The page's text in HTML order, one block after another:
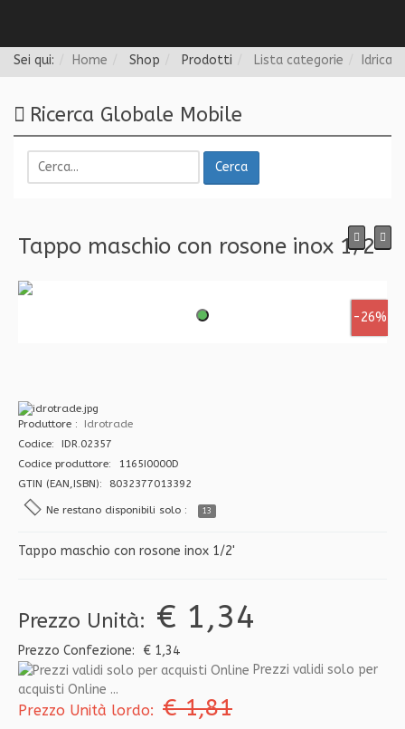
Sei qui: Home Shop Prodotti Lista categorie Idrica
Ricerca Globale Mobile
Cerca
Tappo maschio con rosone inox 1/2'
-26%
Produttore
Idrotrade
Codice: IDR.02357
Codice produttore: 1165I0000D
GTIN (EAN,ISBN): 8032377013392
Ne restano disponibili solo : 13
Tappo maschio con rosone inox 1/2'
Prezzo Unità: € 1,34
Prezzo Confezione:
€ 1,34
Prezzi validi solo per
acquisti Online ...
Prezzo Unità lordo: € 1,81